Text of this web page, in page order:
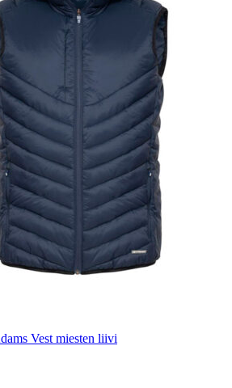
Vest miesten liivi